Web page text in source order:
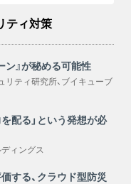
ティ対策
ン』が秘める可能性
ティ研究所、ブイキューブ
配る」という発想が必
ィングス
する、クラウド型防災